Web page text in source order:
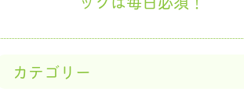
カテゴリー